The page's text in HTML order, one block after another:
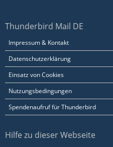
Thunderbird Mail DE
Impressum & Kontakt
Datenschutzerklärung
Einsatz von Cookies
Nutzungsbedingungen
Spendenaufruf für Thunderbird
Hilfe zu dieser Webseite